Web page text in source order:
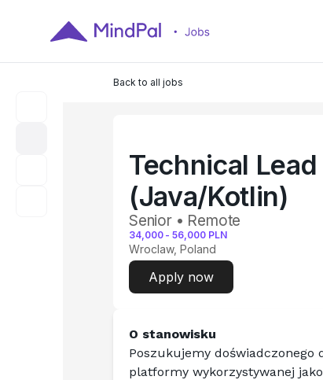
Back to all jobs
Technical
(Java/Kotlin)
Senior • Remote
34,000-56,000 PLN
Wroclaw, Poland
Apply now
O stanowisku
Poszukujemy
platformy wykorzystywanej